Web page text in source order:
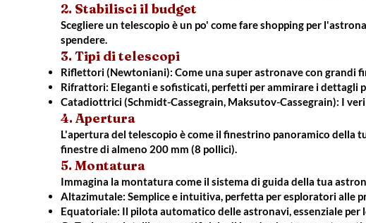
2. Stabilisci il budget
Scegliere un telescopio è un po' come fare shopping per
spendere.
3. Tipi di telescopi
Riflettori (Newtoniani): Come una super astronave con grandi
Rifrattori: Eleganti e sofisticati, perfetti per ammirare i dettagli
Catadiottrici (Schmidt-Cassegrain, Maksutov-Cassegrain): I
4. Apertura
L'apertura del telescopio è come il finestrino panoramico della
finestre di almeno 200 mm (8 pollici).
5. Montatura
Immagina la montatura come il sistema di guida della tua
Altazimutale: Semplice e intuitiva, perfetta per esploratori alle
Equatoriale: Il pilota automatico delle astronavi, essenziale per